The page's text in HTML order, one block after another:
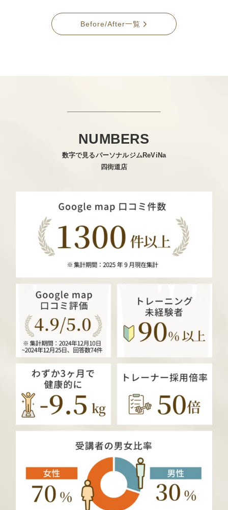
Before/After一覧
NUMBERS
数字で見るパーソナルジムReViNa
四街道店